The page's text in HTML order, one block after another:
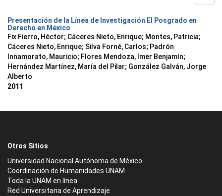
Presentación de la Línea de Investigación El Posgrado en
Derecho en México
Fix Fierro, Héctor; Cáceres Nieto, Enrique; Montes, Patricia;
Cáceres Nieto, Enrique; Silva Forné, Carlos; Padrón
Innamorato, Mauricio; Flores Mendoza, Imer Benjamín;
Hernández Martínez, María del Pilar; González Galván, Jorge
Alberto
2011
Otros Sitios
Universidad Nacional Autónoma de México
Coordinación de Humanidades UNAM
Toda la UNAM en línea
Red Universitaria de Aprendizaje